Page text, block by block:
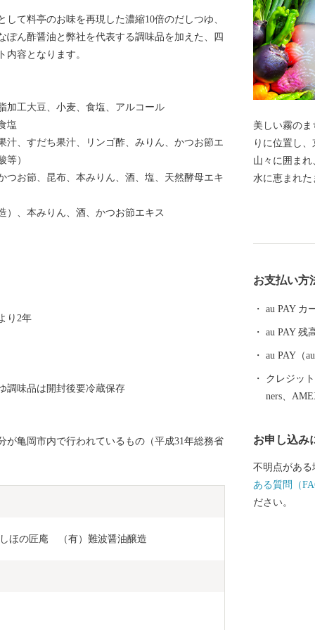
て料亭のお味を再現した濃縮10倍のだしつゆ、
ぽん酢醤油と弊社を代表する調味品を加えた、四
容となります。
加工大豆、小麦、食塩、アルコール
塩
汁、すだち果汁、リンゴ酢、みりん、かつお節エ
等）
つお節、昆布、本みりん、酒、塩、天然酵母エキ
）、本みりん、酒、かつお節エキス
り2年
調味品は開封後要冷蔵保存
が亀岡市内で行われているもの（平成31年総務省
ほの匠庵　（有）難波醤油醸造
美しい霧のまち 亀岡 京都府亀
りに位置し
山々に囲ま
水に恵まれ
お楽しみいただけます。 新
ホームスタ
ラグビーな
お支払い方
au PAY カ
au PAY 残
au PAY（
クレジッ
ners、
お申し込み
不明点があ
ある質問（
ださい。